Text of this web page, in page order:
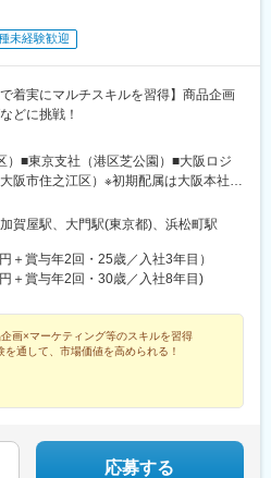
未経験歓迎
着実にマルチスキルを習得】商品企画
どに挑戦！
）■東京支社（港区芝公園）■大阪ロジ
阪市住之江区）※初期配属は大阪本社・
すが、東京支社に配属になる場合があ
職の8割が大阪本社で勤務しています
15 黒龍芝公園ビル西館6F◆大阪ロジス
大阪市住之江区柴谷1-2-23※全国直営店
賀屋駅、大門駅(東京都)、浜松町駅
＋賞与年2回・25歳／入社3年目）
＋賞与年2回・30歳／入社8年目)
画×マーケティング等のスキルを習得
を通して、市場価値を高められる！
応募する